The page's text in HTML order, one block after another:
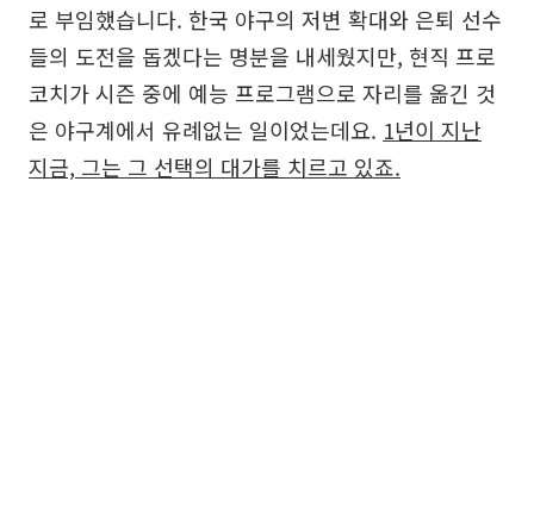
로 부임했습니다. 한국 야구의 저변 확대와 은퇴 선수
들의 도전을 돕겠다는 명분을 내세웠지만, 현직 프로
코치가 시즌 중에 예능 프로그램으로 자리를 옮긴 것
은 야구계에서 유례없는 일이었는데요. 1년이 지난
지금, 그는 그 선택의 대가를 치르고 있죠.